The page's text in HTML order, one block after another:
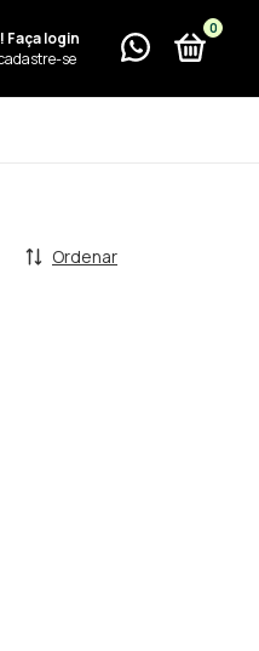
Faça login
se
0
Ordenar